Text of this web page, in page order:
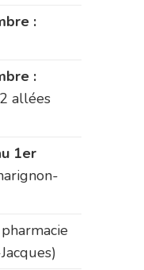
:
:
allées
1er
pharmacie